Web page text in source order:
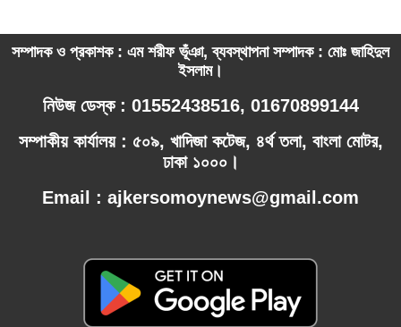
সম্পাদক ও প্রকাশক : এম শরীফ ভূঁঞা, ব্যবস্থাপনা সম্পাদক : মোঃ জাহিদুল
ইসলাম।
নিউজ ডেস্ক : 01552438516, 01670899144
সম্পাকীয় কার্যালয় : ৫০৯, খাদিজা কটেজ, ৪র্থ তলা, বাংলা মোটর,
ঢাকা ১০০০।
Email : ajkersomoynews@gmail.com